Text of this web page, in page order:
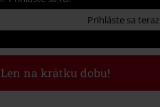
Prihláste sa teraz
Len na krátku dobu!